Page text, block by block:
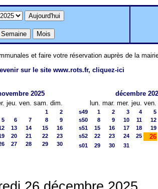
et faire votre réservation auprès de la
sur le site www.rots.fr, cliquez-ici
2025
jeu. ven. sam. dim.
1
2
5 6 7 8
9
13 14 15
16
20 21 22
23
27 28 29 30
décembre
lun. mar. mer. jeu. ven.
s49 1 2 3 4 5
s50
8 9 10 11 12
s51
15 16 17 18 19
s52
22 23 24 25 26
s01
29 30 31